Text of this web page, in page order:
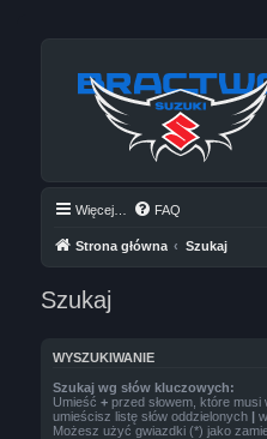
Więcej… FAQ
Strona główna Szukaj
Szukaj
WYSZUKIWANIE
Szukaj wg słów kluczowych:
Umieść +przed słowem, które musi
umieścisz listę słów oddzielonych |
Możesz użyć gwiazdki (*) jako